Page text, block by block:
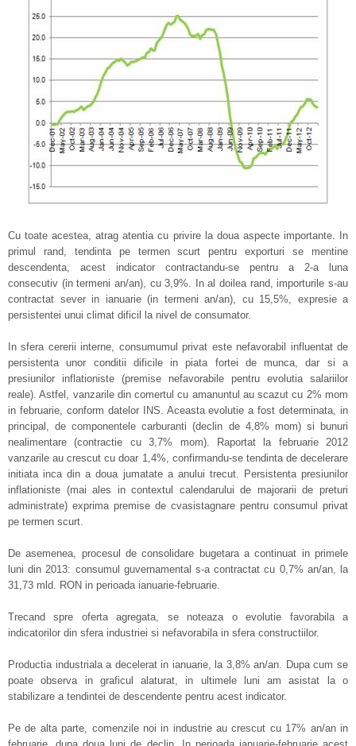
Cu toate acestea, atrag atentia cu privire la doua aspecte importante. In
primul rand, tendinta pe termen scurt pentru exporturi se mentine
descendenta, acest indicator contractandu-se pentru a 2-a luna
consecutiv (in termeni an/an), cu 3,9%. In al doilea rand, importurile s-au
contractat sever in ianuarie (in termeni an/an), cu 15,5%, expresie a
persistentei unui climat dificil la nivel de consumator.
In sfera cererii interne, consumumul privat este nefavorabil influentat de
persistenta unor conditii dificile in piata fortei de munca, dar si a
presiunilor inflationiste (premise nefavorabile pentru evolutia salariilor
reale). Astfel, vanzarile din comertul cu amanuntul au scazut cu 2% mom
in februarie, conform datelor INS. Aceasta evolutie a fost determinata, in
principal, de componentele carburanti (declin de 4,8% mom) si bunuri
nealimentare (contractie cu 3,7% mom). Raportat la februarie 2012
vanzarile au crescut cu doar 1,4%, confirmandu-se tendinta de decelerare
initiata inca din a doua jumatate a anului trecut. Persistenta presiunilor
inflationiste (mai ales in contextul calendarului de majorarii de preturi
administrate) exprima premise de cvasistagnare pentru consumul privat
pe termen scurt.
De asemenea, procesul de consolidare bugetara a continuat in primele
luni din 2013: consumul guvernamental s-a contractat cu 0,7% an/an, la
31,73 mld. RON in perioada ianuarie-februarie.
Trecand spre oferta agregata, se noteaza o evolutie favorabila a
indicatorilor din sfera industriei si nefavorabila in sfera constructiilor.
Productia industriala a decelerat in ianuarie, la 3,8% an/an. Dupa cum se
poate observa in graficul alaturat, in ultimele luni am asistat la o
stabilizare a tendintei de descendente pentru acest indicator.
Pe de alta parte, comenzile noi in industrie au crescut cu 17% an/an in